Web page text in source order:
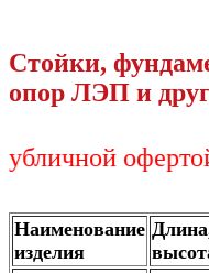
Стойки,
опор ЛЭП и
офертой.
Наименование
изделия